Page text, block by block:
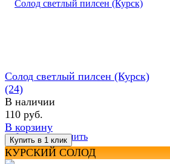
избранное сравнить
Солод светлый пилсен (Курск)
(24)
В наличии
110 руб.
В корзину
КУРСКИЙ СОЛОД